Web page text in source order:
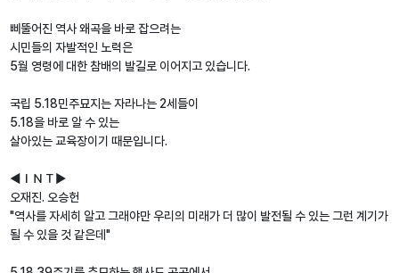
삐뚤어진 역사 왜곡을 바로 잡으려는
시민들의 자발적인 노력은
5월 영령에 대한 참배의 발길로 이어지고 있습니다.
국립 5.18민주묘지는 자라나는 2세들이
5.18을 바로 알 수 있는
살아있는 교육장이기 때문입니다.
◀ＩＮＴ▶
오재진. 오승헌
"역사를 자세히 알고 그래야만 우리의 미래가 더 많이 발전될 수 있는 그런 계기가
될 수 있을 것 같은데"